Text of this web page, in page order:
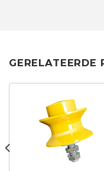
GERELATEERDE